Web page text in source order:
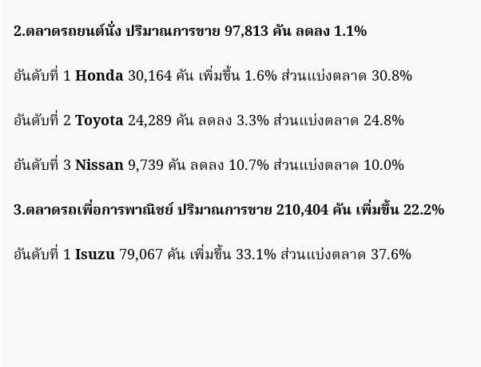
2.ตลาดรถยนต์นั่ง ปริมาณการขาย 97,813 คัน ลดลง 1.1%
อันดับที่ 1 Honda 30,164 คัน เพิ่มขึ้น 1.6% ส่วนแบ่งตลาด 30.8%
อันดับที่ 2 Toyota 24,289 คัน ลดลง 3.3% ส่วนแบ่งตลาด 24.8%
อันดับที่ 3 Nissan 9,739 คัน ลดลง 10.7% ส่วนแบ่งตลาด 10.0%
3.ตลาดรถเพื่อการพาณิชย์ ปริมาณการขาย 210,404 คัน เพิ่มขึ้น 22.2%
อันดับที่ 1 Isuzu 79,067 คัน เพิ่มขึ้น 33.1% ส่วนแบ่งตลาด 37.6%